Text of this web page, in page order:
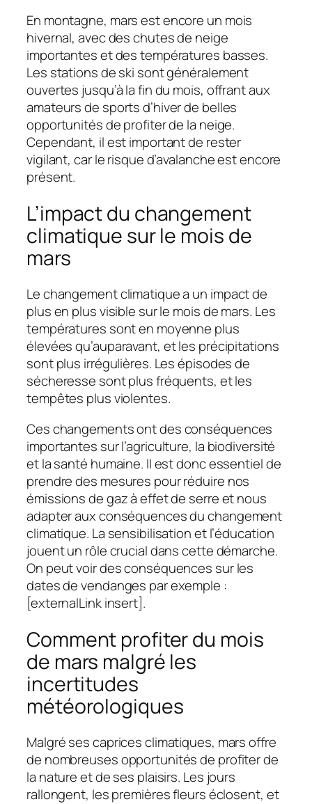
En montagne, mars est encore un mois
hivernal, avec des chutes de neige
importantes et des températures basses.
Les stations de ski sont généralement
ouvertes jusqu’à la fin du mois, offrant aux
amateurs de sports d’hiver de belles
opportunités de profiter de la neige.
Cependant, il est important de rester
vigilant, car le risque d’avalanche est encore
présent.
L’impact du changement
climatique sur le mois de
mars
Le changement climatique a un impact de
plus en plus visible sur le mois de mars. Les
températures sont en moyenne plus
élevées qu’auparavant, et les précipitations
sont plus irrégulières. Les épisodes de
sécheresse sont plus fréquents, et les
tempêtes plus violentes.
Ces changements ont des conséquences
importantes sur l’agriculture, la biodiversité
et la santé humaine. Il est donc essentiel de
prendre des mesures pour réduire nos
émissions de gaz à effet de serre et nous
adapter aux conséquences du changement
climatique. La sensibilisation et l’éducation
jouent un rôle crucial dans cette démarche.
On peut voir des conséquences sur les
dates de vendanges par exemple :
[externalLink insert].
Comment profiter du mois
de mars malgré les
incertitudes
météorologiques
Malgré ses caprices climatiques, mars offre
de nombreuses opportunités de profiter de
la nature et de ses plaisirs. Les jours
rallongent, les premières fleurs éclosent, et